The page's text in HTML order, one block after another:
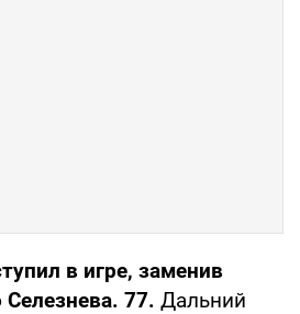
в игре, заменив
77. Дальний